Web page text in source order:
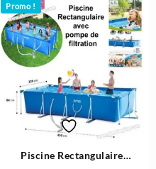
Promo !
Piscine Rectangulaire